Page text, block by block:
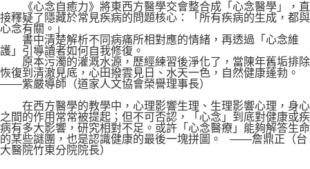
《心念自癒力》將東西方醫學交會整合成「心念醫學」，直
接釋疑了隱藏於常見疾病的問題核心：「所有疾病的生成，都與
心念有關。」
書中清楚解析不同病痛所相對應的情緒，再透過「心念維
護」引導讀者如何自我修復。
原本污濁的灌溉水源，歷經練習後淨化了，當陳年舊垢排除
恢復到清澈見底，心田撥雲見日、水天一色，自然健康蓬勃。
——紫嚴導師（道家人文協會榮譽理事長）
在西方醫學的教學中，心理影響生理、生理影響心理，身心
之間的作用常常被提起；但不可否認，「心念」到底對健康或疾
病有多大影響，研究相對不足。或許「心念醫療」能夠解答生命
的某些謎團，也是認識健康的最後一塊拼圖。 ——詹鼎正（台
大醫院竹東分院院長）